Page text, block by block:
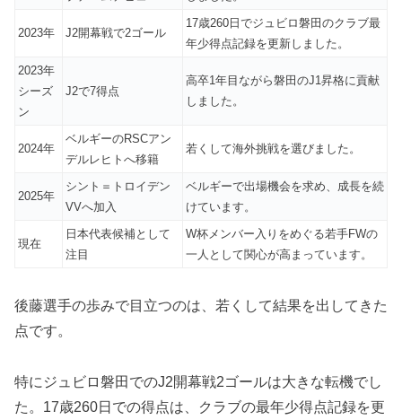
2023年 J2開幕戦で2ゴール
17歳260日でジュビロ磐田のクラブ最
年少得点記録を更新しました。
2023年
シーズ
ン
J2で7得点
高卒1年目ながら磐田のJ1昇格に貢献
しました。
2024年
ベルギーのRSCアン
デルレヒトへ移籍
若くして海外挑戦を選びました。
2025年
シント＝トロイデン
VVへ加入
ベルギーで出場機会を求め、成長を続
けています。
現在
日本代表候補として
注目
W杯メンバー入りをめぐる若手FWの
一人として関心が高まっています。
後藤選手の歩みで目立つのは、若くして結果を出してきた
点です。
特にジュビロ磐田でのJ2開幕戦2ゴールは大きな転機でし
た。17歳260日での得点は、クラブの最年少得点記録を更